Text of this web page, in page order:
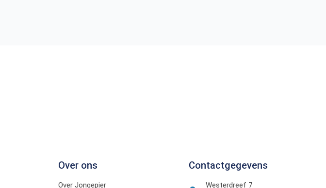
Over ons
Over Jongepier
Contactgegevens
Westerdreef 7